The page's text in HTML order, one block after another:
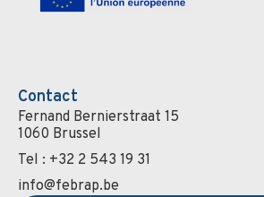
Contact
Fernand Bernierstraat 15
1060 Brussel
Tel : +32 2 543 19 31
info@febrap.be